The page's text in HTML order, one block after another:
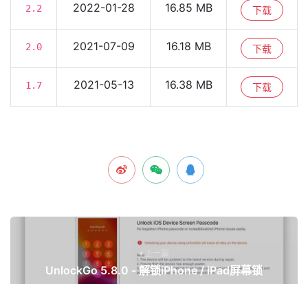
2.2 2022-01-28 16.85 MB 下载
2.0 2021-07-09 16.18 MB 下载
1.7 2021-05-13 16.38 MB 下载
上一篇
UnlockGo 5.8.0 - 解锁iPhone / iPad屏幕锁